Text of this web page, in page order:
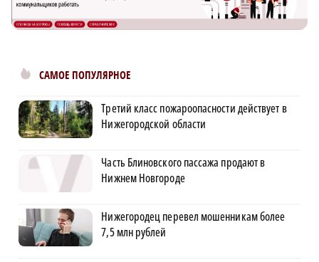
САМОЕ ПОПУЛЯРНОЕ
Третий класс пожароопасности действует в
Нижегородской области
Часть Блиновского пассажа продают в
Нижнем Новгороде
Нижегородец перевел мошенникам более
7,5 млн рублей